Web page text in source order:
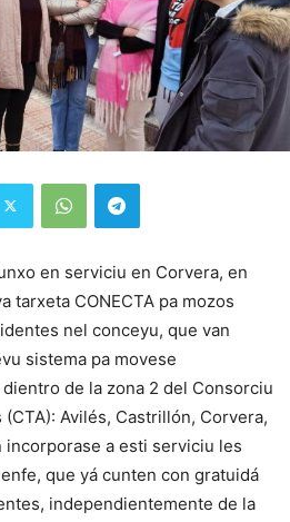
en serviciu en Corvera, en
tarxeta CONECTA pa mozos
nel conceyu, que van
sistema pa movese
de la zona 2 del Consorciu
Avilés, Castrillón, Corvera,
incorporase a esti serviciu les
que yá cunten con gratuidá
independientemente de la